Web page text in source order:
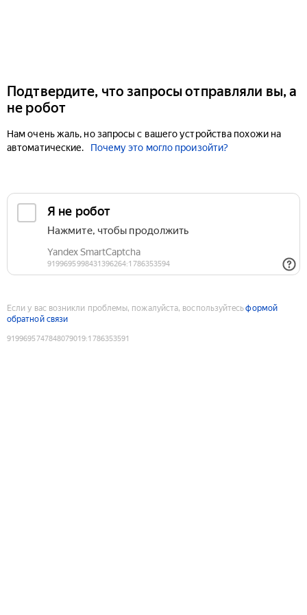
Подтвердите, что запросы отправляли вы, а
не робот
Нам очень жаль, но запросы с вашего устройства похожи на
автоматические.
Почему это могло произойти?
Если у вас возникли проблемы, пожалуйста, воспользуйтесьформой
обратной связи
9199695747848079019:1786353591